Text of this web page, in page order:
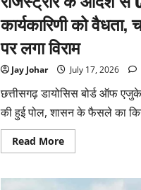
कार्यकारिणी को वैधता,
पर लगा विराम
Jay Johar July 17, 2026
छत्तीसगढ़ डायोसिस बोर्ड ऑफ
की हुई पोल, शासन के फैसले का
Read MoreRead
more
के